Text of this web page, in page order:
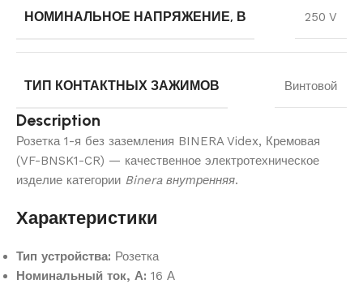
НОМИНАЛЬНОЕ НАПРЯЖЕНИЕ, В 250 V
ТИП КОНТАКТНЫХ ЗАЖИМОВ Винтовой
Description
Розетка 1-я без заземления BINERA Videx, Кремовая
(VF-BNSK1-CR) — качественное электротехническое
изделие категории Binera внутренняя.
Характеристики
Тип устройства: Розетка
Номинальный ток, А: 16 А